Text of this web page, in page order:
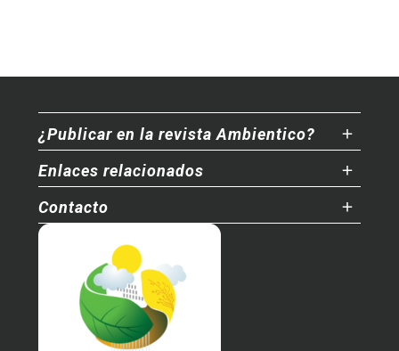
¿Publicar en la revista Ambientico?
Enlaces relacionados
Contacto